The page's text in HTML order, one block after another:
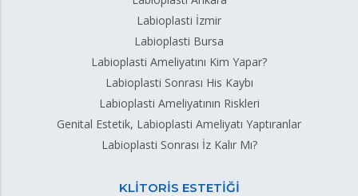
Labioplasti İzmir
Labioplasti Bursa
Labioplasti Ameliyatını Kim Yapar?
Labioplasti Sonrası His Kaybı
Labioplasti Ameliyatının Riskleri
Genital Estetik, Labioplasti Ameliyatı Yaptıranlar
Labioplasti Sonrası İz Kalır Mı?
KLİTORİS ESTETİĞİ